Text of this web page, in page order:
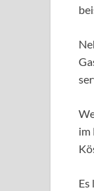
im